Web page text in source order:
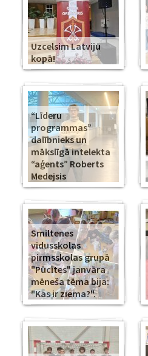
Uzcelsim Latviju
kopā!
“Līderu
programmas”
dalībnieks un
mākslīgā intelekta
“aģents” Roberts
Medejsis
Smiltenes
vidusskolas
pirmsskolas grupā
"Pūcītes" janvāra
mēneša tēma bija:
"Kas ir ziema?".